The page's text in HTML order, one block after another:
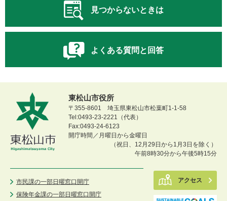
見つからないときは
よくある質問と回答
東松山市役所
〒355-8601 埼玉県東松山市松葉町1-1-58
Tel:0493-23-2221（代表）
Fax:0493-24-6123
開庁時間／月曜日から金曜日
（祝日、12月29日から1月3日を除く）
午前8時30分から午後5時15分
市民課の一部日曜窓口開庁
保険年金課の一部日曜窓口開庁
アクセス